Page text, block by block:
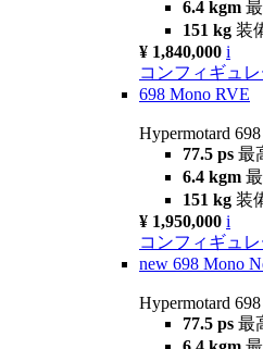
6.4 kgm
151 kg 装
¥ 1,840,000 i
コンフィギュ
698 Mono RVE
Hypermotard
77.5 ps 最
6.4 kgm
151 kg 装
¥ 1,950,000 i
コンフィギュ
new 698 Mono
Hypermotard
77.5 ps 最